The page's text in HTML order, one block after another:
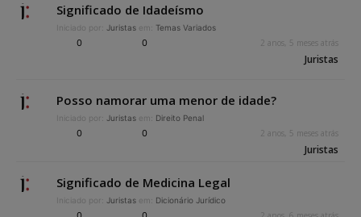
Significado de Idadeísmo
Iniciado por: Juristas em: Temas Variados
0 0 2 anos, 5 meses atrás
Juristas
Posso namorar uma menor de idade?
Iniciado por: Juristas em: Direito Penal
0 0 2 anos, 5 meses atrás
Juristas
Significado de Medicina Legal
Iniciado por: Juristas em: Dicionário Jurídico